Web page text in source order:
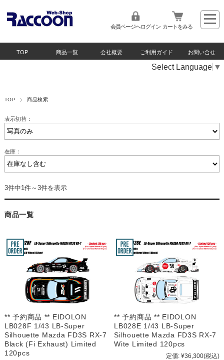
会員ページへログイン カートをみる
TOP 商品一覧 会社概要 ご利用ガイド お問い合せ
Select Language ▼
TOP 商品検索
表示切替：
在庫：
3件中1件～3件を表示
商品一覧
** 予約商品 ** EIDOLON
LB028F 1/43 LB-Super
Silhouette Mazda FD3S RX-7
Black (Fi Exhaust) Limited
120pcs
** 予約商品 ** EIDOLON
LB028E 1/43 LB-Super
Silhouette Mazda FD3S RX-7
Wite Limited 120pcs
定価: ¥36,300(税込)